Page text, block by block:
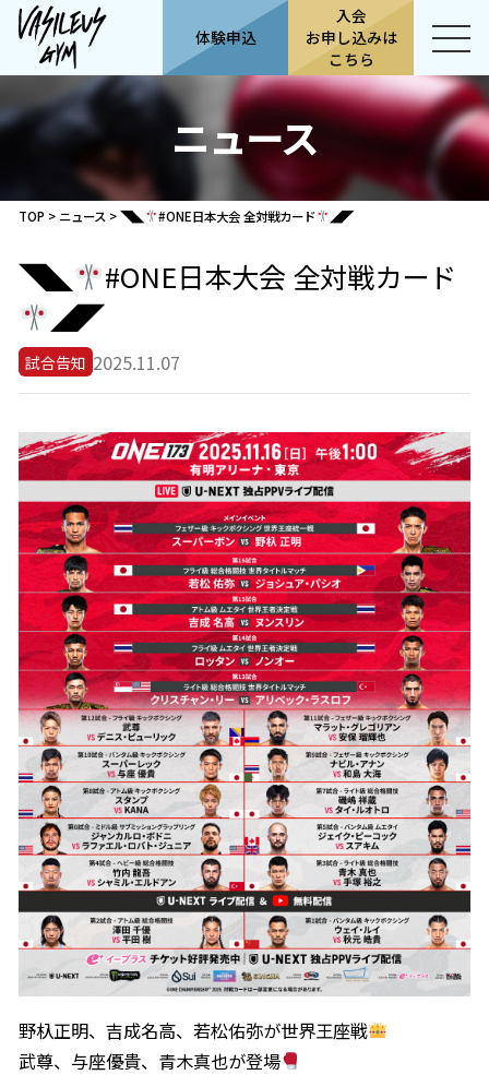
体験申込
入会
お申し込みは
こちら
ニュース
TOP > ニュース >◥◣ #ONE日本大会 全対戦カード ◢◤
◥◣
#ONE日本大会 全対戦カード
◢◤
試合告知 2025.11.07
野杁正明、吉成名高、若松佑弥が世界王座戦
武尊、与座優貴、青木真也が登場